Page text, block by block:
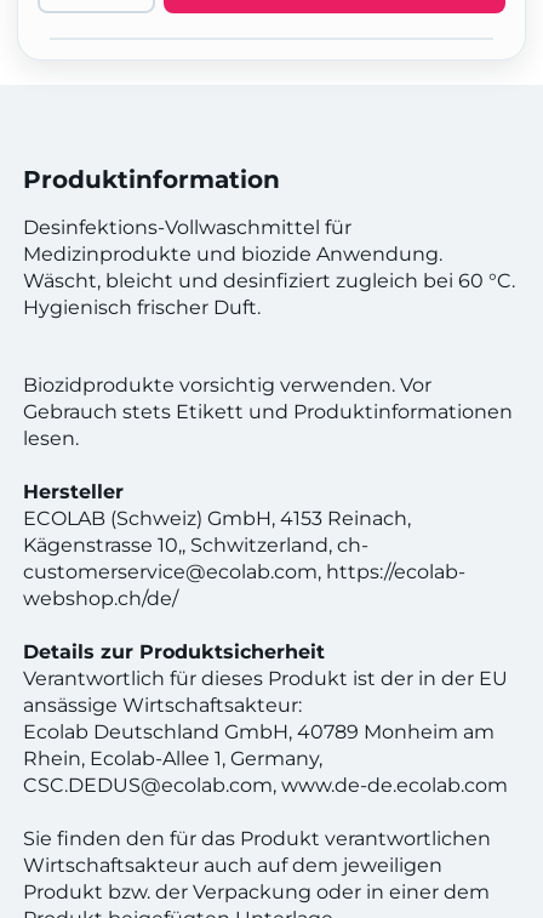
Produktinformation
Desinfektions-Vollwaschmittel für
Medizinprodukte und biozide Anwendung.
Wäscht, bleicht und desinfiziert zugleich bei 60 °C.
Hygienisch frischer Duft.
Biozidprodukte vorsichtig verwenden. Vor
Gebrauch stets Etikett und Produktinformationen
lesen.
Hersteller
ECOLAB (Schweiz) GmbH, 4153 Reinach,
Kägenstrasse 10,, Schwitzerland, ch-
customerservice@ecolab.com, https://ecolab-
webshop.ch/de/
Details zur Produktsicherheit
Verantwortlich für dieses Produkt ist der in der EU
ansässige Wirtschaftsakteur:
Ecolab Deutschland GmbH, 40789 Monheim am
Rhein, Ecolab-Allee 1, Germany,
CSC.DEDUS@ecolab.com, www.de-de.ecolab.com
Sie finden den für das Produkt verantwortlichen
Wirtschaftsakteur auch auf dem jeweiligen
Produkt bzw. der Verpackung oder in einer dem